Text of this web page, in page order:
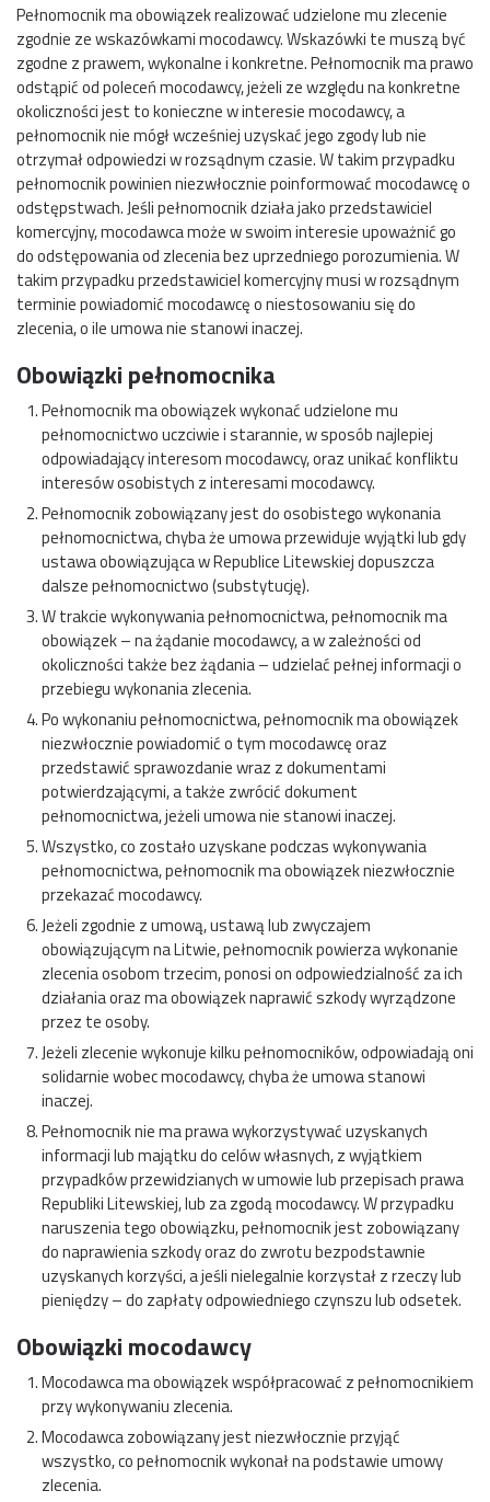
Pełnomocnik ma obowiązek realizować udzielone mu zlecenie
zgodnie ze wskazówkami mocodawcy. Wskazówki te muszą być
zgodne z prawem, wykonalne i konkretne. Pełnomocnik ma prawo
odstąpić od poleceń mocodawcy, jeżeli ze względu na konkretne
okoliczności jest to konieczne w interesie mocodawcy, a
pełnomocnik nie mógł wcześniej uzyskać jego zgody lub nie
otrzymał odpowiedzi w rozsądnym czasie. W takim przypadku
pełnomocnik powinien niezwłocznie poinformować mocodawcę o
odstępstwach. Jeśli pełnomocnik działa jako przedstawiciel
komercyjny, mocodawca może w swoim interesie upoważnić go
do odstępowania od zlecenia bez uprzedniego porozumienia. W
takim przypadku przedstawiciel komercyjny musi w rozsądnym
terminie powiadomić mocodawcę o niestosowaniu się do
zlecenia, o ile umowa nie stanowi inaczej.
Obowiązki pełnomocnika
Pełnomocnik ma obowiązek wykonać udzielone mu
pełnomocnictwo uczciwie i starannie, w sposób najlepiej
odpowiadający interesom mocodawcy, oraz unikać konfliktu
interesów osobistych z interesami mocodawcy.
Pełnomocnik zobowiązany jest do osobistego wykonania
pełnomocnictwa, chyba że umowa przewiduje wyjątki lub gdy
ustawa obowiązująca w Republice Litewskiej dopuszcza
dalsze pełnomocnictwo (substytucję).
W trakcie wykonywania pełnomocnictwa, pełnomocnik ma
obowiązek – na żądanie mocodawcy, a w zależności od
okoliczności także bez żądania – udzielać pełnej informacji o
przebiegu wykonania zlecenia.
Po wykonaniu pełnomocnictwa, pełnomocnik ma obowiązek
niezwłocznie powiadomić o tym mocodawcę oraz
przedstawić sprawozdanie wraz z dokumentami
potwierdzającymi, a także zwrócić dokument
pełnomocnictwa, jeżeli umowa nie stanowi inaczej.
Wszystko, co zostało uzyskane podczas wykonywania
pełnomocnictwa, pełnomocnik ma obowiązek niezwłocznie
przekazać mocodawcy.
Jeżeli zgodnie z umową, ustawą lub zwyczajem
obowiązującym na Litwie, pełnomocnik powierza wykonanie
zlecenia osobom trzecim, ponosi on odpowiedzialność za ich
działania oraz ma obowiązek naprawić szkody wyrządzone
przez te osoby.
Jeżeli zlecenie wykonuje kilku pełnomocników, odpowiadają oni
solidarnie wobec mocodawcy, chyba że umowa stanowi
inaczej.
Pełnomocnik nie ma prawa wykorzystywać uzyskanych
informacji lub majątku do celów własnych, z wyjątkiem
przypadków przewidzianych w umowie lub przepisach prawa
Republiki Litewskiej, lub za zgodą mocodawcy. W przypadku
naruszenia tego obowiązku, pełnomocnik jest zobowiązany
do naprawienia szkody oraz do zwrotu bezpodstawnie
uzyskanych korzyści, a jeśli nielegalnie korzystał z rzeczy lub
pieniędzy – do zapłaty odpowiedniego czynszu lub odsetek.
Obowiązki mocodawcy
Mocodawca ma obowiązek współpracować z pełnomocnikiem
przy wykonywaniu zlecenia.
Mocodawca zobowiązany jest niezwłocznie przyjąć
wszystko, co pełnomocnik wykonał na podstawie umowy
zlecenia.